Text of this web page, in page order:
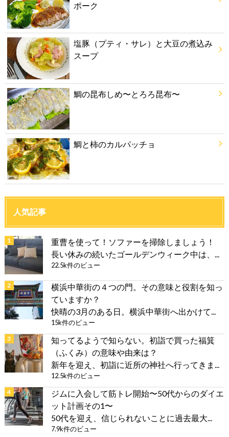
ポーク
塩豚（プティ・サレ）と大豆の煮込み
スープ
鯛の昆布しめ〜とろろ昆布〜
鯛と柿のカルパッチョ
人気記事
重曹を使って！ソファーを掃除しましょう！
長い休みの続いたゴールデンウィーク中は、...
22.5k件のビュー
横浜中華街の４つの門。その意味と役割を知っ
ていますか？
快晴の3月のある日。横浜中華街へ出かけて...
15k件のビュー
知ってるようで知らない。初詣で買った福箕
（ふくみ）の意味や由来は？
新年を迎え、初詣に近所の神社へ行ってきま...
12.5k件のビュー
ジムに入会して筋トレ開始〜50代からのダイエ
ット計画その1〜
50代を迎え、信じられないことに過去最大...
7.9k件のビュー